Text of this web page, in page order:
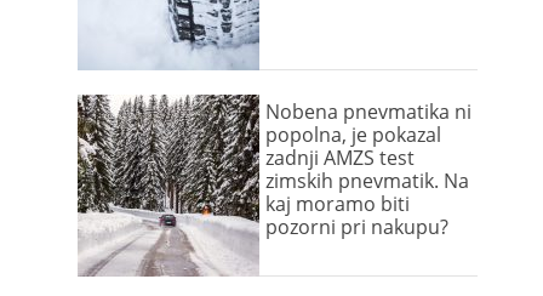
Nobena pnevmatika ni
popolna, je pokazal
zadnji AMZS test
zimskih pnevmatik. Na
kaj moramo biti
pozorni pri nakupu?